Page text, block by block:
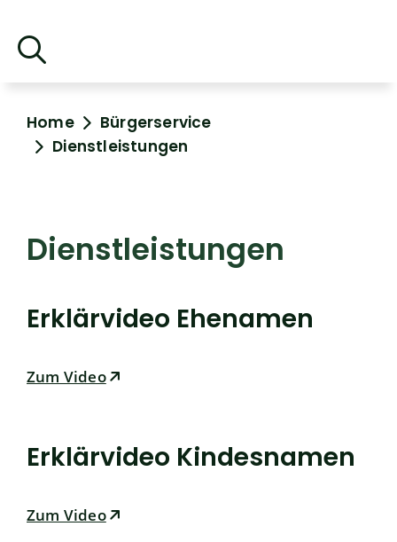
Home
Bürgerservice
Dienstleistungen
Dienstleistungen
Erklärvideo Ehenamen
Zum Video
Erklärvideo Kindesnamen
Zum Video